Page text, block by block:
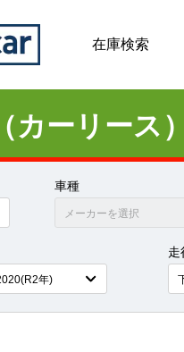
在庫検索
カーリース）
車種
走